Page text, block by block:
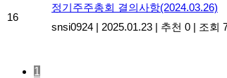
16
정기주주총회 결의사항(2024.03.26)
snsi0924 | 2025.01.23 | 추천 0 | 조회
1